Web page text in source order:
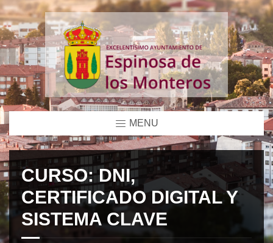
MENU
CURSO: DNI,
CERTIFICADO DIGITAL Y
SISTEMA CLAVE